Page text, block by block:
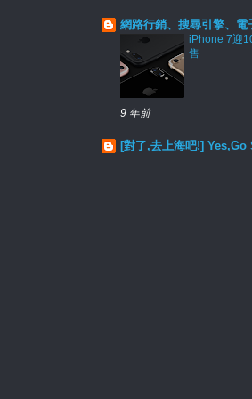
網路行銷、搜尋引擎、電
iPhone 7迎
售
9 年前
[對了,去上海吧!] Yes,Go